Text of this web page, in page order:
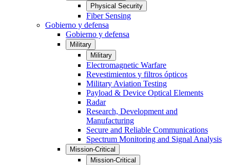
Physical Security
Fiber Sensing
Gobierno y defensa
Gobierno y defensa
Military
Military
Electromagnetic Warfare
Revestimientos y filtros ópticos
Military Aviation Testing
Payload & Device Optical Elements
Radar
Research, Development and
Manufacturing
Secure and Reliable Communications
Spectrum Monitoring and Signal Analysis
Mission-Critical
Mission-Critical